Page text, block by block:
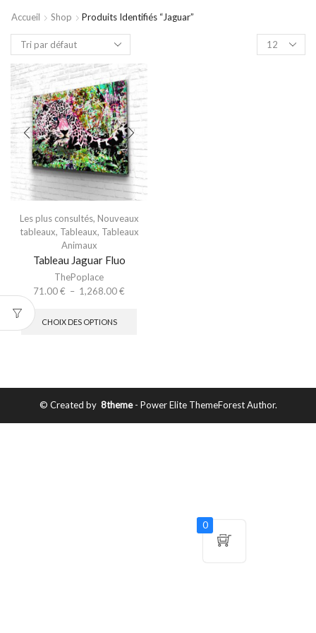
Accueil Shop Produits Identifiés “jaguar”
Les plus consultés, Nouveaux
tableaux, Tableaux, Tableaux
Animaux
Tableau Jaguar Fluo
ThePoplace
71.00€ – 1,268.00€
CHOIX DES OPTIONS
© Created by 8theme- Power Elite ThemeForest Author.
0